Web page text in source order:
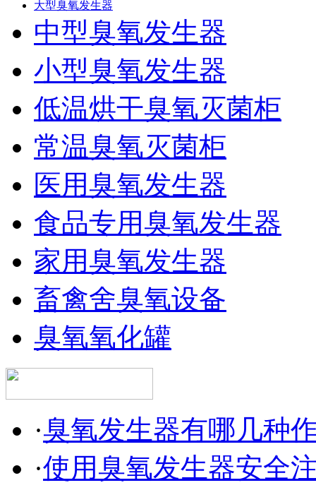
大型臭氧发生器
中型臭氧发生器
小型臭氧发生器
低温烘干臭氧灭菌柜
常温臭氧灭菌柜
医用臭氧发生器
食品专用臭氧发生器
家用臭氧发生器
畜禽舍臭氧设备
臭氧氧化罐
·臭氧发生器有哪几种
·使用臭氧发生器安全